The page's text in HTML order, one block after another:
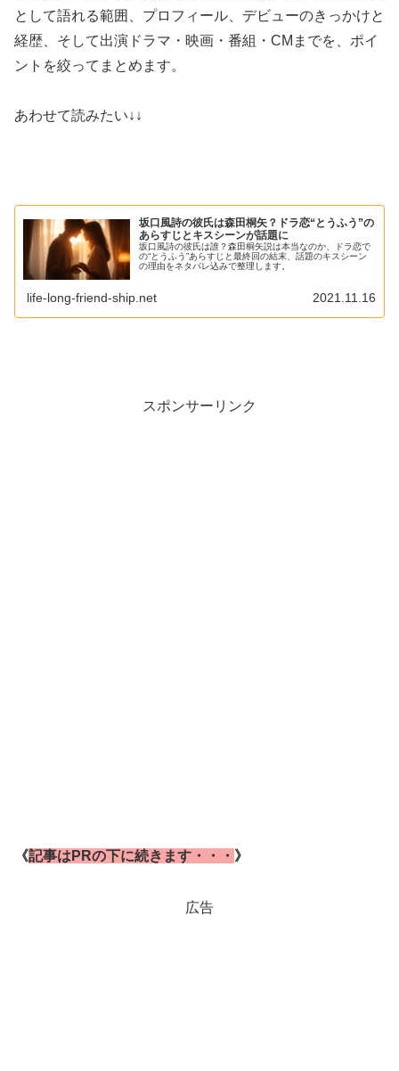
として語れる範囲、プロフィール、デビューのきっかけと
経歴、そして出演ドラマ・映画・番組・CMまでを、ポイ
ントを絞ってまとめます。
あわせて読みたい↓↓
坂口風詩の彼氏は森田桐矢？ドラ恋“とうふう”の
あらすじとキスシーンが話題に
坂口風詩の彼氏は誰？森田桐矢説は本当なのか、ドラ恋で
の“とうふう”あらすじと最終回の結末、話題のキスシーン
の理由をネタバレ込みで整理します。
life-long-friend-ship.net 2021.11.16
スポンサーリンク
《記事はPRの下に続きます・・・ 》
広告